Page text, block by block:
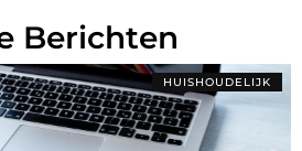
Berichten
HUISHOUDELIJK